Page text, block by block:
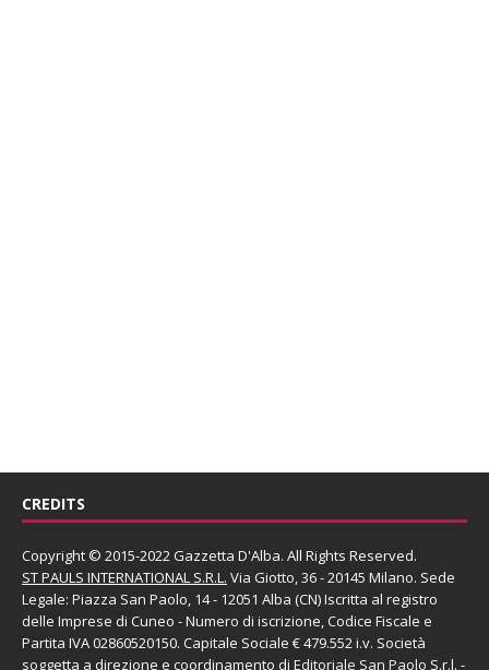
CREDITS
Copyright © 2015-2022 Gazzetta D'Alba. All Rights Reserved.
ST PAULS INTERNATIONAL S.R.L. Via Giotto, 36 - 20145 Milano. Sede
Legale: Piazza San Paolo, 14 - 12051 Alba (CN) Iscritta al registro
delle Imprese di Cuneo - Numero di iscrizione, Codice Fiscale e
Partita IVA 02860520150. Capitale Sociale € 479.552 i.v. Società
soggetta a direzione e coordinamento di Editoriale San Paolo S.r.l. -